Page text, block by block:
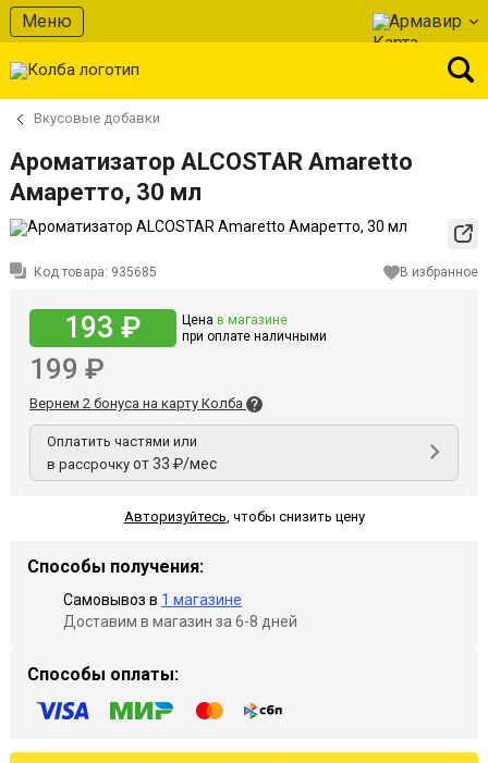
Меню Армавир
Вкусовые добавки
Ароматизатор ALCOSTAR Amaretto
Амаретто, 30 мл
Код товара: 935685 В избранное
193 ₽ Цена в магазине
при оплате наличными
199 ₽
Вернем 2 бонуса на карту Колба
Оплатить частями или
в рассрочку от 33 ₽/мес
Авторизуйтесь, чтобы снизить цену
Способы получения:
Самовывоз в 1 магазине
Доставим в магазин за 6-8 дней
Способы оплаты: